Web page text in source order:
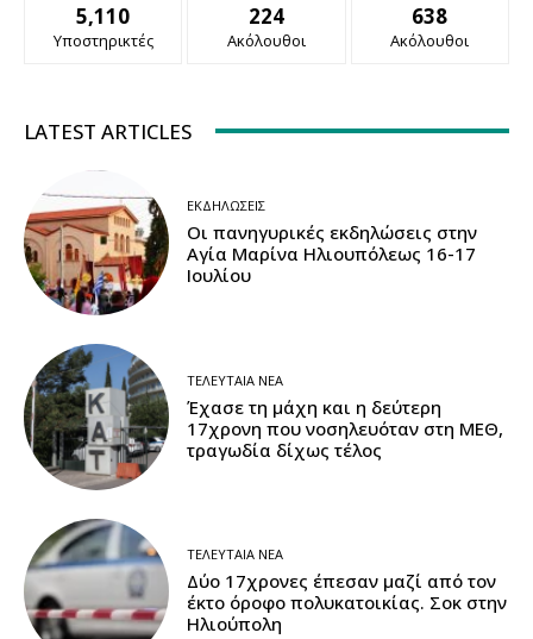
5,110
Υποστηρικτές
224
Ακόλουθοι
638
Ακόλουθοι
LATEST ARTICLES
ΕΚΔΗΛΏΣΕΙΣ
Οι πανηγυρικές εκδηλώσεις στην
Αγία Μαρίνα Ηλιουπόλεως 16-17
Ιουλίου
ΤΕΛΕΥΤΑΊΑ ΝΈΑ
Έχασε τη μάχη και η δεύτερη
17χρονη που νοσηλευόταν στη ΜΕΘ,
τραγωδία δίχως τέλος
ΤΕΛΕΥΤΑΊΑ ΝΈΑ
Δύο 17χρονες έπεσαν μαζί από τον
έκτο όροφο πολυκατοικίας. Σοκ στην
Ηλιούπολη